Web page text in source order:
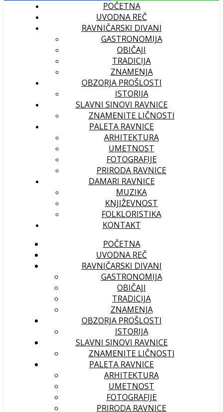
POČETNA
UVODNA REČ
RAVNIČARSKI DIVANI
GASTRONOMIJA
OBIČAJI
TRADICIJA
ZNAMENJA
OBZORJA PROŠLOSTI
ISTORIJA
SLAVNI SINOVI RAVNICE
ZNAMENITE LIČNOSTI
PALETA RAVNICE
ARHITEKTURA
UMETNOST
FOTOGRAFIJE
PRIRODA RAVNICE
DAMARI RAVNICE
MUZIKA
KNJIŽEVNOST
FOLKLORISTIKA
KONTAKT
POČETNA
UVODNA REČ
RAVNIČARSKI DIVANI
GASTRONOMIJA
OBIČAJI
TRADICIJA
ZNAMENJA
OBZORJA PROŠLOSTI
ISTORIJA
SLAVNI SINOVI RAVNICE
ZNAMENITE LIČNOSTI
PALETA RAVNICE
ARHITEKTURA
UMETNOST
FOTOGRAFIJE
PRIRODA RAVNICE